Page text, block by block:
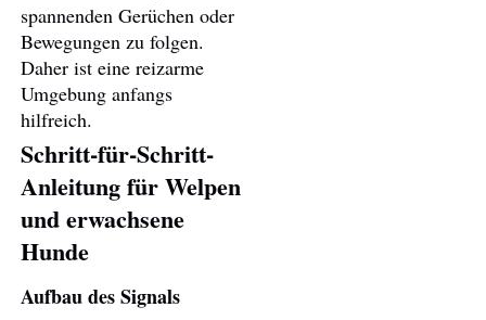
spannenden Gerüchen oder
Bewegungen zu folgen.
Daher ist eine reizarme
Umgebung anfangs
hilfreich.
Schritt-für-Schritt-
Anleitung für Welpen
und erwachsene
Hunde
Aufbau des Signals